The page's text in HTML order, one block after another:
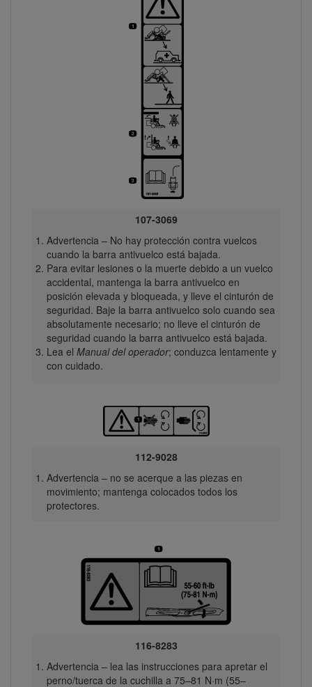
107-3069
Advertencia – No hay protección contra vuelcos
cuando la barra antivuelco está bajada.
Para evitar lesiones o la muerte debido a un vuelco
accidental, mantenga la barra antivuelco en
posición elevada y bloqueada, y lleve el cinturón de
seguridad. Baje la barra antivuelco solo cuando sea
absolutamente necesario; no lleve el cinturón de
seguridad cuando la barra antivuelco está bajada.
Lea el Manual del operador; conduzca lentamente y
con cuidado.
112-9028
Advertencia – no se acerque a las piezas en
movimiento; mantenga colocados todos los
protectores.
116-8283
Advertencia – lea las instrucciones para apretar el
perno/tuerca de la cuchilla a 75–81 N·m (55–